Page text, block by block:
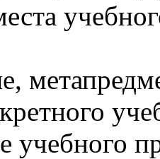
учебного